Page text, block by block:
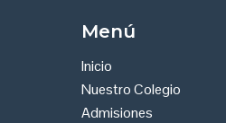
Menú
Inicio
Nuestro Colegio
Admisiones